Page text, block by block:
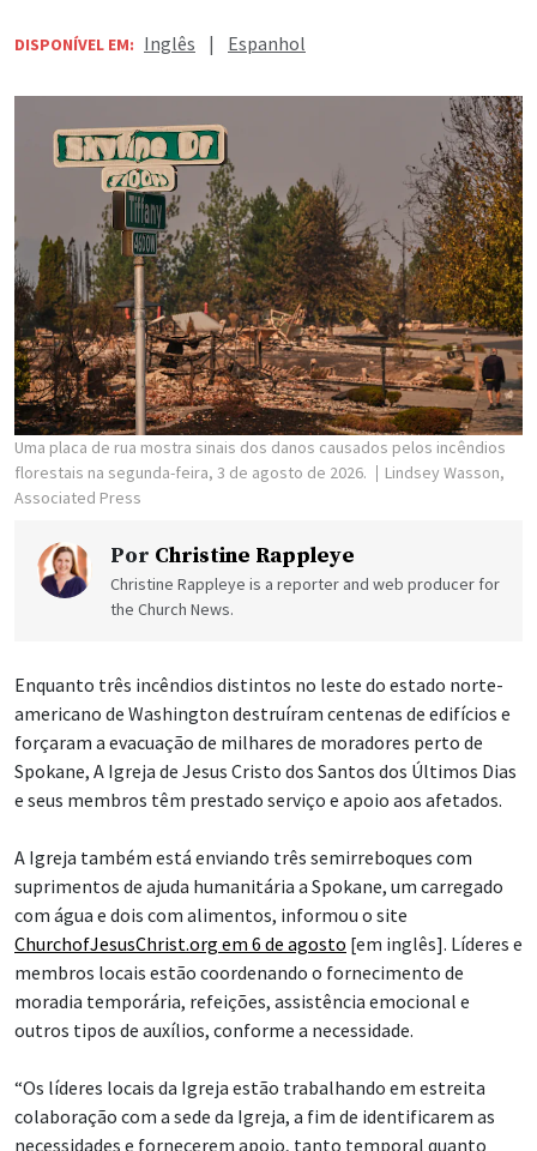
DISPONÍVEL EM: Inglês | Espanhol
Uma placa de rua mostra sinais dos danos causados pelos incêndios
florestais na segunda-feira, 3 de agosto de 2026.
Lindsey Wasson,
Associated Press
Por Christine Rappleye
Christine Rappleye is a reporter and web producer for
the Church News.
Enquanto três incêndios distintos no leste do estado norte-
americano de Washington destruíram centenas de edifícios e
forçaram a evacuação de milhares de moradores perto de
Spokane, A Igreja de Jesus Cristo dos Santos dos Últimos Dias
e seus membros têm prestado serviço e apoio aos afetados.
A Igreja também está enviando três semirreboques com
suprimentos de ajuda humanitária a Spokane, um carregado
com água e dois com alimentos, informou o site
ChurchofJesusChrist.org em 6 de agosto [em inglês]. Líderes e
membros locais estão coordenando o fornecimento de
moradia temporária, refeições, assistência emocional e
outros tipos de auxílios, conforme a necessidade.
“Os líderes locais da Igreja estão trabalhando em estreita
colaboração com a sede da Igreja, a fim de identificarem as
necessidades e fornecerem apoio, tanto temporal quanto